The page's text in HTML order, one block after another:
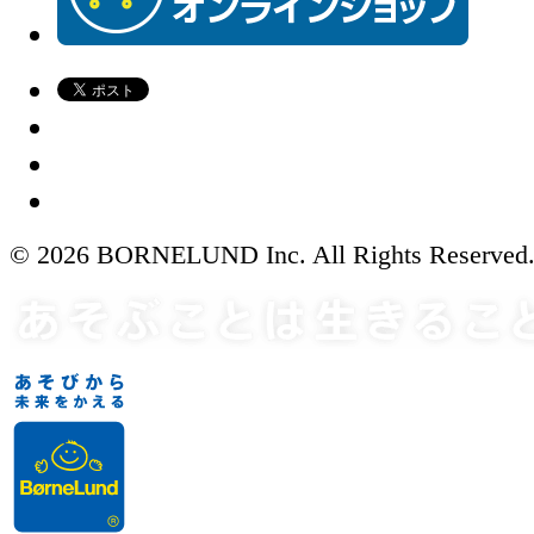
© 2026 BORNELUND Inc. All Rights Reserved.